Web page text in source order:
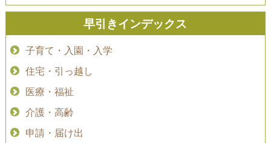
早引きインデックス
子育て・入園・入学
住宅・引っ越し
医療・福祉
介護・高齢
申請・届け出